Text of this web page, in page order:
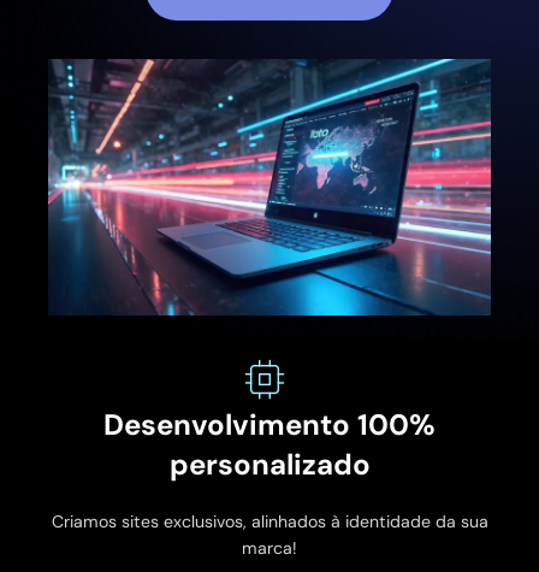
Desenvolvimento 100%
personalizado
Criamos sites exclusivos, alinhados à identidade da sua
marca!